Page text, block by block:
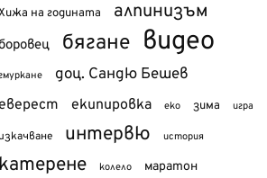
на годината алпинизъм
бягане видео
доц. Сандю Бешев
екипировка еко зима игра
интервю история
колело маратон